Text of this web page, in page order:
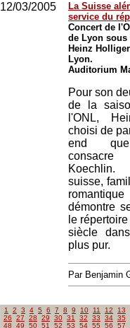
12/03/2005
La Suisse
service du
Concert de
de Lyon
Heinz
Lyon.
Auditorium
Pour son
de la
l'ONL,
choisi de
end que
suisse,
démontre
le
siècle
plus pur.
Par Benjamin
1 2 3 4 5 6 7 8 9 10 11 12
13
26
27 28 29 30 31 32 33 34 35
48
49 50 51 52 53 54 55 56
57